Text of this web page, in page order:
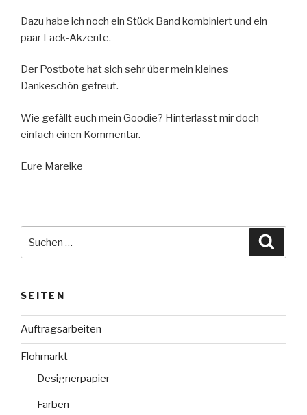
Dazu habe ich noch ein Stück Band kombiniert und ein
paar Lack-Akzente.
Der Postbote hat sich sehr über mein kleines
Dankeschön gefreut.
Wie gefällt euch mein Goodie? Hinterlasst mir doch
einfach einen Kommentar.
Eure Mareike
nach:
SEITEN
Auftragsarbeiten
Flohmarkt
Designerpapier
Farben